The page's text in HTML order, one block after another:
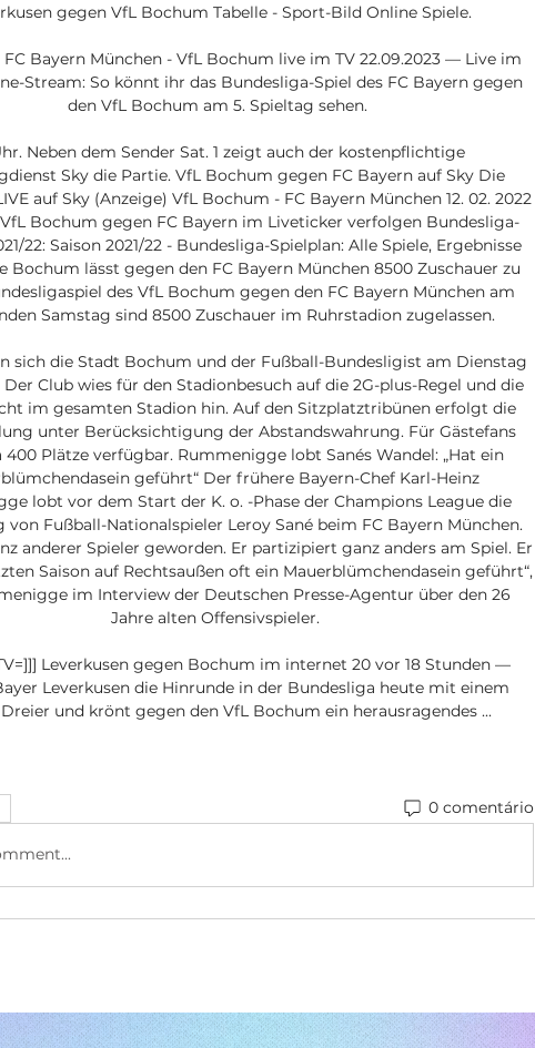
gegen VfL Bochum Tabelle - Sport-Bild Online Spiele.
FC Bayern München - VfL Bochum live im TV 22.09.2023 — Live im
Stream: So könnt ihr das Bundesliga-Spiel des FC Bayern gegen
den VfL Bochum am 5. Spieltag sehen.
Neben dem Sender Sat. 1 zeigt auch der kostenpflichtige
Sky die Partie. VfL Bochum gegen FC Bayern auf Sky Die
auf Sky (Anzeige) VfL Bochum - FC Bayern München 12. 02. 2022
VfL Bochum gegen FC Bayern im Liveticker verfolgen Bundesliga-
22: Saison 2021/22 - Bundesliga-Spielplan: Alle Spiele, Ergebnisse
Bochum lässt gegen den FC Bayern München 8500 Zuschauer zu
des VfL Bochum gegen den FC Bayern München am
Samstag sind 8500 Zuschauer im Ruhrstadion zugelassen.
sich die Stadt Bochum und der Fußball-Bundesligist am Dienstag
Club wies für den Stadionbesuch auf die 2G-plus-Regel und die
im gesamten Stadion hin. Auf den Sitzplatztribünen erfolgt die
unter Berücksichtigung der Abstandswahrung. Für Gästefans
400 Plätze verfügbar. Rummenigge lobt Sanés Wandel: „Hat ein
geführt“ Der frühere Bayern-Chef Karl-Heinz
lobt vor dem Start der K. o. -Phase der Champions League die
von Fußball-Nationalspieler Leroy Sané beim FC Bayern München.
anderer Spieler geworden. Er partizipiert ganz anders am Spiel. Er
Saison auf Rechtsaußen oft ein Mauerblümchendasein geführt“,
im Interview der Deutschen Presse-Agentur über den 26
Jahre alten Offensivspieler.
Leverkusen gegen Bochum im internet 20 vor 18 Stunden —
Leverkusen die Hinrunde in der Bundesliga heute mit einem
und krönt gegen den VfL Bochum ein herausragendes ...
0 comentário